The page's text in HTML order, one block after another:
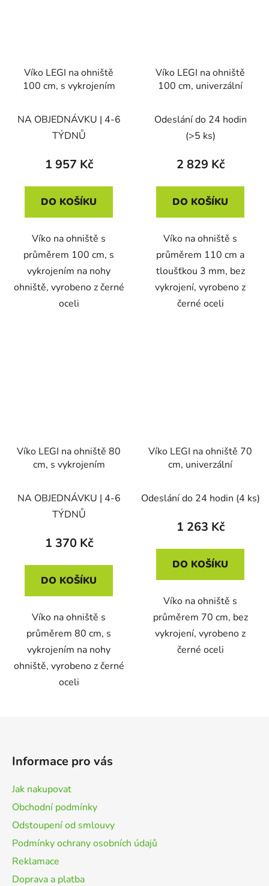
Víko LEGI na ohniště
100 cm, s vykrojením
NA OBJEDNÁVKU | 4-6
TÝDNŮ
1 957 Kč
DO KOŠÍKU
Víko na ohniště s
průměrem 100 cm, s
vykrojením na nohy
ohniště, vyrobeno z černé
oceli
Víko LEGI na ohniště
100 cm, univerzální
Odeslání do 24 hodin
(>5 ks)
2 829 Kč
DO KOŠÍKU
Víko na ohniště s
průměrem 110 cm a
tloušťkou 3 mm, bez
vykrojení, vyrobeno z
černé oceli
Víko LEGI na ohniště 80
cm, s vykrojením
NA OBJEDNÁVKU | 4-6
TÝDNŮ
1 370 Kč
DO KOŠÍKU
Víko na ohniště s
průměrem 80 cm, s
vykrojením na nohy
ohniště, vyrobeno z černé
oceli
Víko LEGI na ohniště 70
cm, univerzální
Odeslání do 24 hodin (4 ks)
1 263 Kč
DO KOŠÍKU
Víko na ohniště s
průměrem 70 cm, bez
vykrojení, vyrobeno z
černé oceli
Informace pro vás
Jak nakupovat
Obchodní podmínky
Odstoupení od smlouvy
Podmínky ochrany osobních údajů
Reklamace
Doprava a platba